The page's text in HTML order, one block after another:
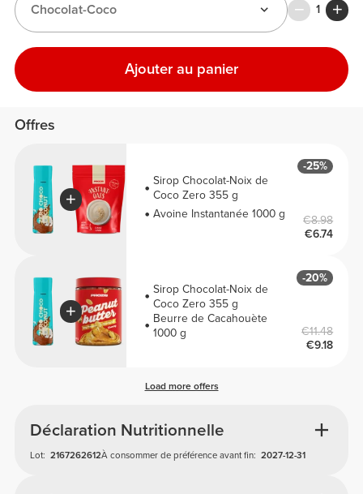
Chocolat-Coco
1
Ajouter au panier
Offres
Sirop Chocolat-Noix de
Coco Zero 355 g
Avoine Instantanée 1000 g
-25%
€8.98
€6.74
Sirop Chocolat-Noix de
Coco Zero 355 g
Beurre de Cacahouète
1000 g
-20%
€11.48
€9.18
Load more offers
Déclaration Nutritionnelle
Lot: 2167262612À consommer de préférence avant fin: 2027-12-31